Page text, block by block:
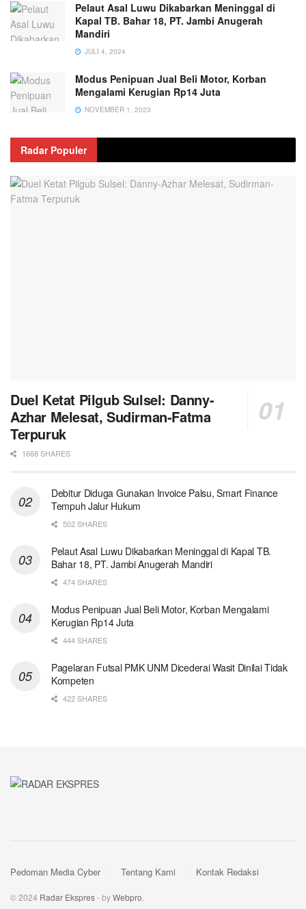
Pelaut Asal Luwu Dikabarkan Meninggal di
Kapal TB. Bahar 18, PT. Jambi Anugerah
Mandiri
JULI 4, 2024
Modus Penipuan Jual Beli Motor, Korban
Mengalami Kerugian Rp14 Juta
NOVEMBER 1, 2023
Radar Populer
Duel Ketat Pilgub Sulsel: Danny-
Azhar Melesat, Sudirman-Fatma
Terpuruk
1668 SHARES
Debitur Diduga Gunakan Invoice Palsu, Smart Finance
Tempuh Jalur Hukum
502 SHARES
Pelaut Asal Luwu Dikabarkan Meninggal di Kapal TB.
Bahar 18, PT. Jambi Anugerah Mandiri
474 SHARES
Modus Penipuan Jual Beli Motor, Korban Mengalami
Kerugian Rp14 Juta
444 SHARES
Pagelaran Futsal PMK UNM Dicederai Wasit Dinilai Tidak
Kompeten
422 SHARES
Pedoman Media Cyber Tentang Kami Kontak Redaksi
© 2024 Radar Ekspres- byWebpro